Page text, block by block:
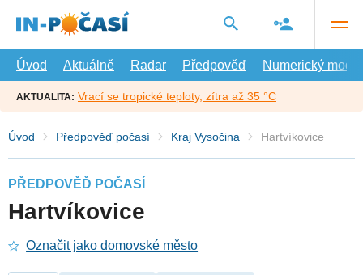
hlavní
Úvod
Aktuálně Radar Předpověď Numerický model
AKTUALITA: Vrací se tropické teploty, zítra až 35 °C
Úvod Předpověď počasí Kraj Vysočina Hartvíkovice
PŘEDPOVĚĎ POČASÍ
Hartvíkovice
Označit jako domovské město